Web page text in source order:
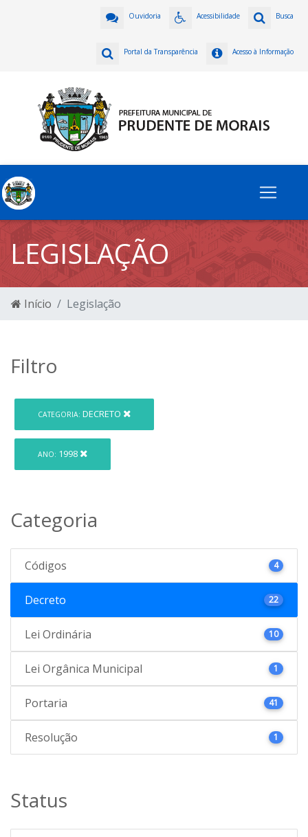
Busca
Acessibilidade
Ouvidoria
Acesso à Informação
Portal da Transparência
LEGISLAÇÃO
Início Legislação
Filtro
CATEGORIA: DECRETO
ANO: 1998
Categoria
Códigos 4
Decreto 22
Lei Ordinária 10
Lei Orgânica Municipal 1
Portaria 41
Resolução 1
Status